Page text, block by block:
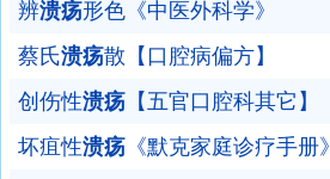
辨溃疡形色《中医外科学》
蔡氏溃疡散【口腔病偏方】
创伤性溃疡 【五官口腔科其它】
坏疽性溃疡 《默克家庭诊疗手册》